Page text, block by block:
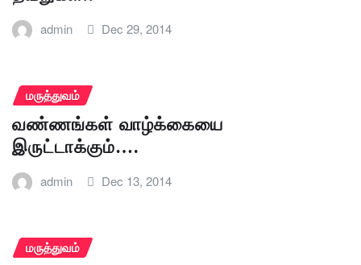
admin Dec 29, 2014
மருத்துவம்
வண்ணங்கள் வாழ்க்கையை
இருட்டாக்கும்….
admin Dec 13, 2014
மருத்துவம்